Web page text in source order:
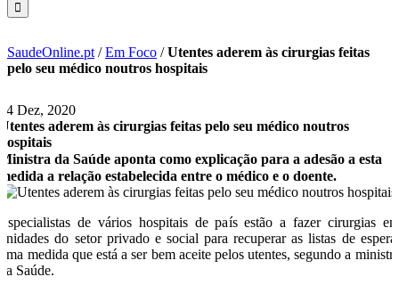
SaudeOnline.pt /Em Foco /Utentes aderem às cirurgias feitas
pelo seu médico noutros hospitais
14 Dez, 2020
Utentes aderem às cirurgias feitas pelo seu médico noutros
hospitais
Ministra da Saúde aponta como explicação para a adesão a esta
medida a relação estabelecida entre o médico e o doente.
Especialistas de vários hospitais de país estão a fazer cirurgias em
unidades do setor privado e social para recuperar as listas de espera,
uma medida que está a ser bem aceite pelos utentes, segundo a ministra
da Saúde.